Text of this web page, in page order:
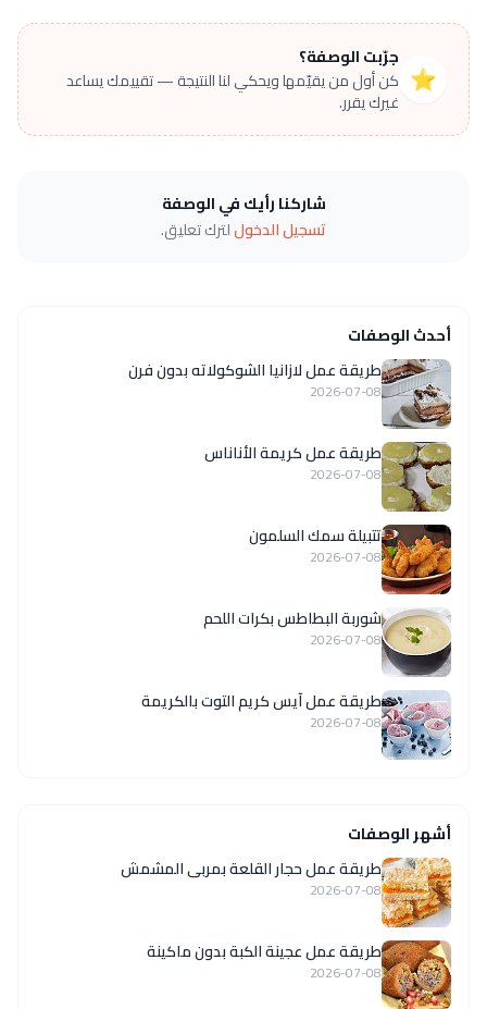
⭐
جرّبت الوصفة؟
كن أول من يقيّمها ويحكي لنا النتيجة — تقييمك يساعد
غيرك يقرر.
شاركنا رأيك في الوصفة
تسجيل الدخوللترك تعليق.
أحدث الوصفات
طريقة عمل لازانيا الشوكولاته بدون فرن
2026-07-08
طريقة عمل كريمة الأناناس
2026-07-08
تتبيلة سمك السلمون
2026-07-08
شوربة البطاطس بكرات اللحم
2026-07-08
طريقة عمل آيس كريم التوت بالكريمة
2026-07-08
أشهر الوصفات
طريقة عمل حجار القلعة بمربى المشمش
2026-07-08
طريقة عمل عجينة الكبة بدون ماكينة
2026-07-08